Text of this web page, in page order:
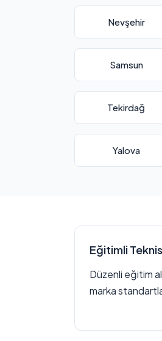
Nevşehir
Samsun
Tekirdağ
Yalova
Eğitimli
Düzenli eğitim
marka